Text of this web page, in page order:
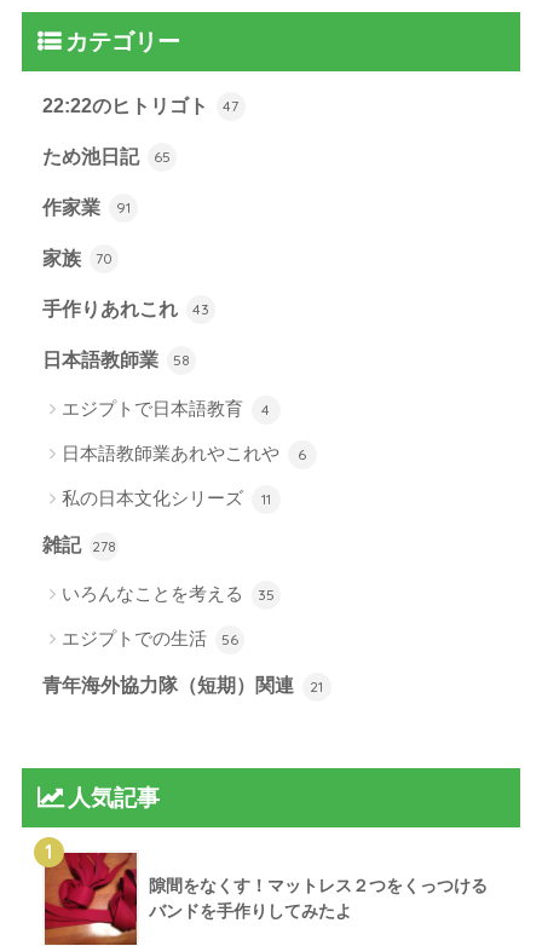
カテゴリー
22:22のヒトリゴト 47
ため池日記 65
作家業 91
家族 70
手作りあれこれ 43
日本語教師業 58
エジプトで日本語教育 4
日本語教師業あれやこれや 6
私の日本文化シリーズ 11
雑記 278
いろんなことを考える 35
エジプトでの生活 56
青年海外協力隊（短期）関連 21
人気記事
1
隙間をなくす！マットレス２つをくっつける
バンドを手作りしてみたよ